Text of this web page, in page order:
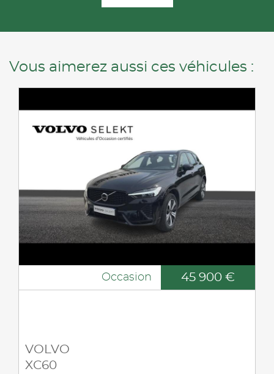
Vous aimerez aussi ces véhicules :
Occasion 45 900 €
VOLVO
XC60